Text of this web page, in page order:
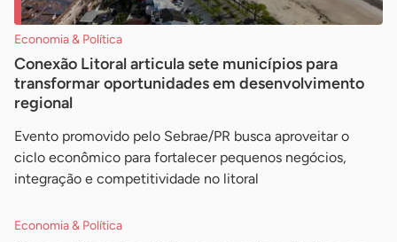
Economia & Política
Conexão Litoral articula sete municípios para
transformar oportunidades em desenvolvimento
regional
Evento promovido pelo Sebrae/PR busca aproveitar o
ciclo econômico para fortalecer pequenos negócios,
integração e competitividade no litoral
Economia & Política